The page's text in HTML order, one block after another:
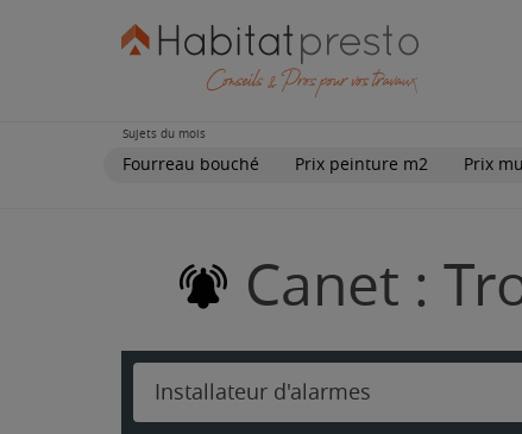
Sujets du mois
Fourreau bouché Prix peinture m2 Prix
Canet :
Installateur d'alarmes